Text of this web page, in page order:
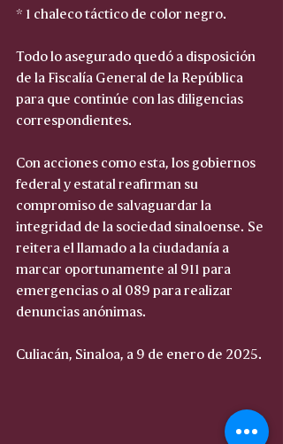
* 1 chaleco táctico de color negro.
Todo lo asegurado quedó a disposición
de la Fiscalía General de la República
para que continúe con las diligencias
correspondientes.
Con acciones como esta, los gobiernos
federal y estatal reafirman su
compromiso de salvaguardar la
integridad de la sociedad sinaloense. Se
reitera el llamado a la ciudadanía a
marcar oportunamente al 911 para
emergencias o al 089 para realizar
denuncias anónimas.
Culiacán, Sinaloa, a 9 de enero de 2025.